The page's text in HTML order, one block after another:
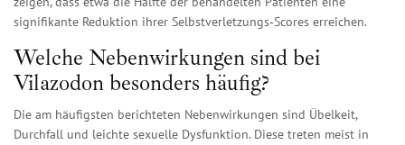
signifikante Reduktion ihrer Selbstverletzungs‑Scores erreichen.
Welche Nebenwirkungen sind bei
Vilazodon besonders häufig?
Die am häufigsten berichteten Nebenwirkungen sind Übelkeit,
Durchfall und leichte sexuelle Dysfunktion. Diese treten meist in